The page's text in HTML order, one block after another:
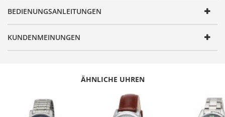
Geschlecht
Damen
Serie
Lady Line
Quarz
Zeitsignal
BEDIENUNGSANLEITUNGEN
KUNDENMEINUNGEN
ÄHNLICHE UHREN